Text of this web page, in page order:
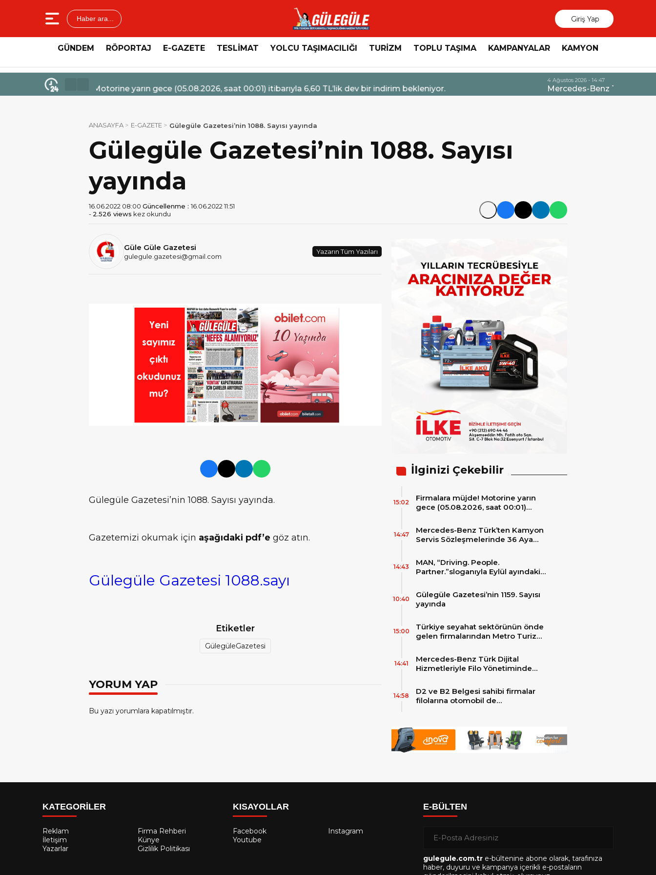
Haber ara... Giriş Yap
GÜNDEM RÖPORTAJ E-GAZETE TESLİMAT YOLCU TAŞIMACILIĞI TURİZM TOPLU TAŞIMA KAMPANYALAR KAMYON
Mercedes-Benz Türk’ten Kamyon Servis Sözleşmelerinde 36 Aya Varan Taksit İmkânı
ANASAYFA E-GAZETE Gülegüle Gazetesi’nin 1088. Sayısı yayında
Gülegüle Gazetesi’nin 1088. Sayısı
yayında
16.06.2022 08:00 Güncellenme :16.06.2022 11:51
- 2.526 views kez okundu
Güle Güle Gazetesi
gulegule.gazetesi@gmail.com
Yazarın Tüm Yazıları
Gülegüle Gazetesi’nin 1088. Sayısı yayında.
Gazetemizi okumak için aşağıdaki pdf’e göz atın.
Gülegüle Gazetesi 1088.sayı
Etiketler
GülegüleGazetesi
YORUM YAP
Bu yazı yorumlara kapatılmıştır.
İlginizi Çekebilir
Firmalara müjde! Motorine yarın
gece (05.08.2026, saat 00:01)
bekleniyor.
15:02
Mercedes-Benz Türk’ten Kamyon
Servis Sözleşmelerinde 36 Aya
14:47
MAN, “Driving. People.
Partner.”sloganıyla Eylül ayındaki
14:43
Gülegüle Gazetesi’nin 1159. Sayısı
yayında
10:40
Türkiye seyahat sektörünün önde
gelen firmalarından Metro Turizm
zirvesindeki 2 adet yepyeni MAN
Skyliner ile güçlendirdi!
15:00
Mercedes-Benz Türk Dijital
Hizmetleriyle Filo Yönetiminde
14:41
D2 ve B2 Belgesi sahibi firmalar
filolarına otomobil de
14:58
KATEGORİLER
Reklam
Firma Rehberi
İletişim
Künye
Yazarlar
Gizlilik Politikası
KISAYOLLAR
Facebook
Instagram
Youtube
E-BÜLTEN
gulegule.com.tr e-bültenine abone olarak, tarafınıza
haber, duyuru ve kampanya içerikli e-postaların